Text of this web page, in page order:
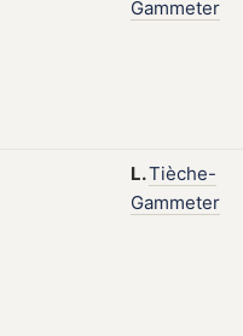
Gammeter
L.Tièche-
Gammeter